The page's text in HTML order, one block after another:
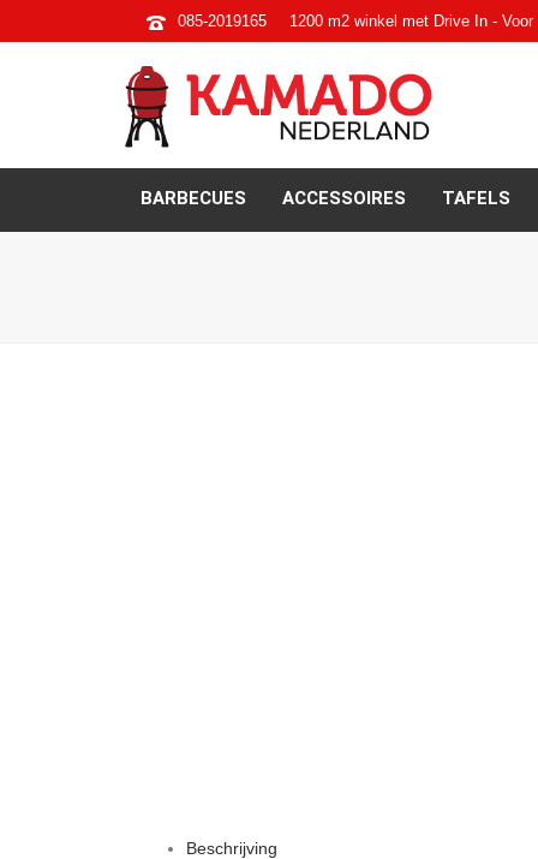
085-2019165 1200 m2 winkel met Drive In -
BARBECUES ACCESSOIRES TAFELS
Beschrijving